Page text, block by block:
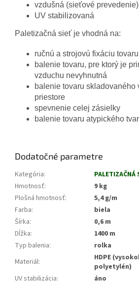
vzdušná (sieťové prevedenie)
UV stabilizovaná
Paletizačná sieť je vhodná na:
ručnú a strojovú fixáciu
balenie tovaru, pre ktorý je
vzduchu nevyhnutná
balenie tovaru skladovaného
priestore
spevnenie celej zásielky
balenie tovaru atypického
Dodatočné parametre
Kategória:
PALETIZAČNÁ
Hmotnosť:
9 kg
Plošná hmotnosť:
5,4 g/m
Farba:
biela
Šírka:
0,6 m
Dĺžka:
1400 m
Typ balenia:
rolka
Materiál:
HDPE
polyetylén)
UV stabilizácia:
áno